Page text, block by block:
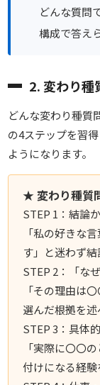
どんな質
構成で答え
2. 変わり種
どんな変わり種質
の4ステップを習
ようになります。
★ 変わり種質
STEP 1：結論
「私の好きな
す」と迷わず結
STEP 2：「な
「その理由は
選んだ根拠を述
STEP 3：具体
「実際に〇〇
付けになる経験